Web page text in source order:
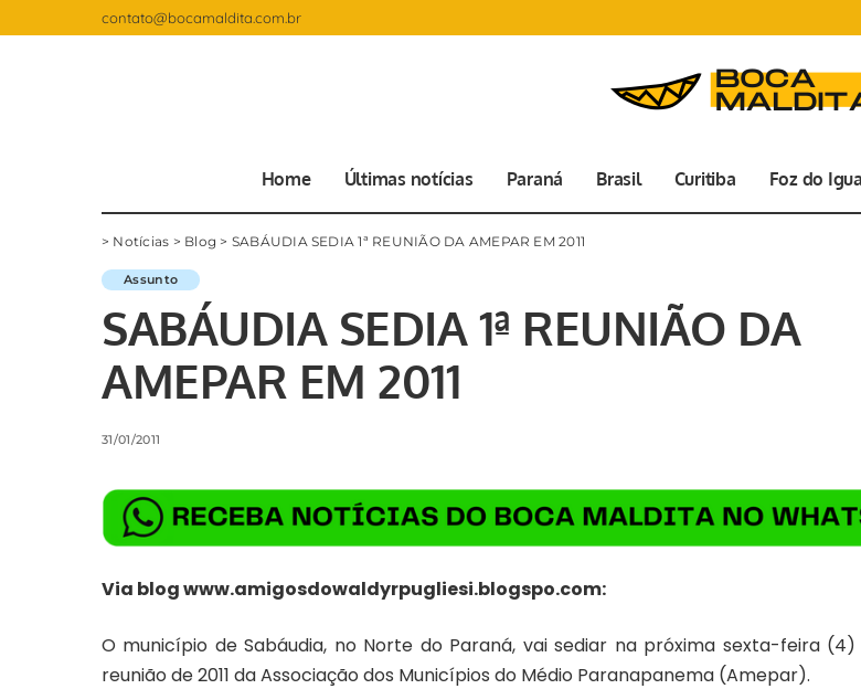
contato@bocamaldita.com.br
Home Últimas notícias Paraná Brasil Curitiba Foz do
> Notícias > Blog > SABÁUDIA SEDIA 1ª REUNIÃO DA AMEPAR EM 2011
Assunto
SABÁUDIA SEDIA 1ª REUNIÃO DA
AMEPAR EM 2011
31/01/2011
Via blogwww.amigosdowaldyrpugliesi.blogspo.com:
O município de Sabáudia, no Norte do Paraná, vai sediar na próxima sexta-feira
reunião de 2011 da Associação dos Municípios do Médio Paranapanema (Amepar).